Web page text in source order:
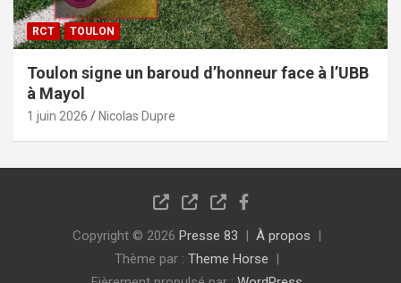
RCT TOULON
Toulon signe un baroud d’honneur face à l’UBB
à Mayol
1 juin 2026 Nicolas Dupre
Copyright © 2026 Presse 83
À propos
Thème par : Theme Horse